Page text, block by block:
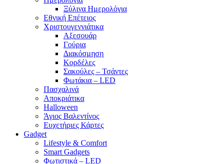
Ξύλινα Ημερολόγια
Εθνική Επέτειος
Χριστουγεννιάτικα
Αξεσουάρ
Γούρια
Διακόσμηση
Κορδέλες
Σακούλες – Τσάντες
Φωτάκια – LED
Πασχαλινά
Αποκριάτικα
Halloween
Άγιος Βαλεντίνος
Ευχετήριες Κάρτες
Gadget
Lifestyle & Comfort
Smart Gadgets
Φωτιστικά – LED